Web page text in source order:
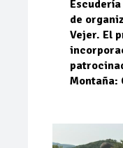
de
Vejer. El
Montaña: